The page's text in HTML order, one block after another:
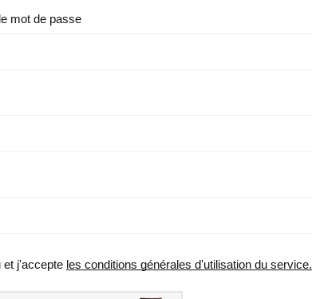
mot de passe
et j'accepte les conditions générales d'utilisation du service.